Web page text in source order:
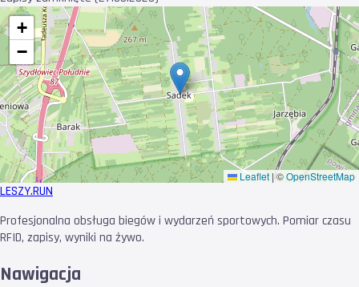
+
−
Leaflet | ©OpenStreetMap
LESZY.RUN
Profesjonalna obsługa biegów i wydarzeń sportowych. Pomiar czasu
RFID, zapisy, wyniki na żywo.
Nawigacja